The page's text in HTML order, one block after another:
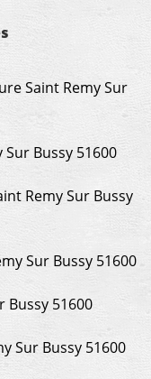
sujets. Un
rencontrer.
Saint Remy Sur
Bussy 51600
Remy Sur Bussy
Sur Bussy 51600
Bussy 51600
Sur Bussy 51600